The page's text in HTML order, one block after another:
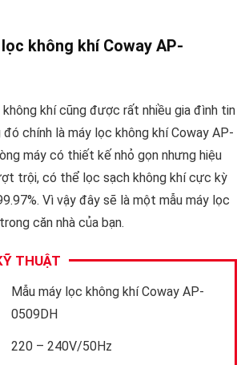
không khí Coway AP-
khí cũng được rất nhiều gia đình tin
chính là máy lọc không khí Coway AP-
máy có thiết kế nhỏ gọn nhưng hiệu
trội, có thể lọc sạch không khí cực kỳ
Vì vậy đây sẽ là một mẫu máy lọc
căn nhà của bạn.
THUẬT
Mẫu máy lọc không khí Coway AP-
0509DH
220 – 240V/50Hz